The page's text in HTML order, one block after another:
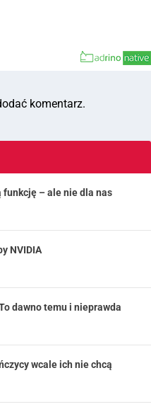
komentarz.
funkcję – ale nie dla nas
NVIDIA
dawno temu i nieprawda
wcale ich nie chcą